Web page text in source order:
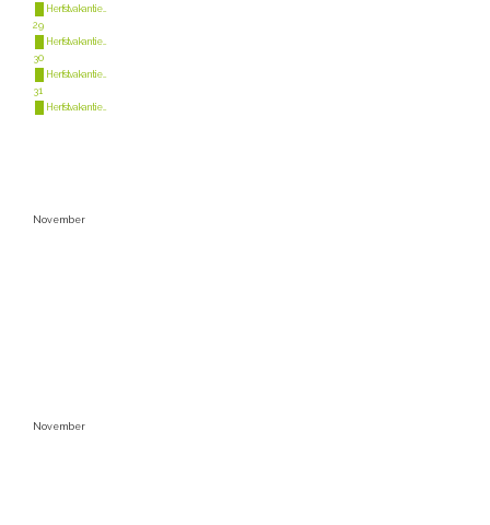
Herfstvakantie ...
29
Herfstvakantie ...
30
Herfstvakantie ...
31
Herfstvakantie ...
November
November